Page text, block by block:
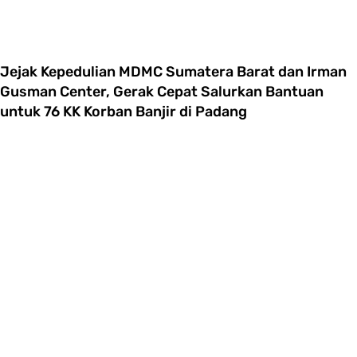
Jejak Kepedulian MDMC Sumatera Barat dan Irman
Gusman Center, Gerak Cepat Salurkan Bantuan
untuk 76 KK Korban Banjir di Padang